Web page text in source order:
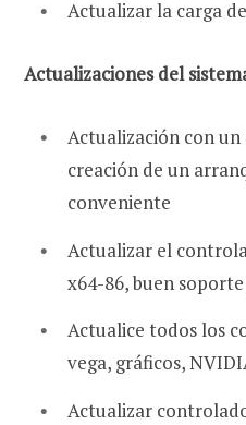
Actualizar la carga
Actualizaciones del
Actualización con
creación de un
conveniente
Actualizar el
x64-86, buen
Actualice todos los
vega, gráficos,
Actualizar